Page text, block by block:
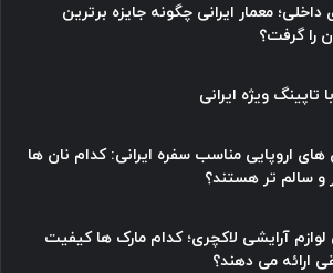
داخلی؛ معمار ایرانی چگونه جایزه برترین
را گرفت؟
ویژه ایرانی
اروپایی مناسب سفره ایرانی: کدام نان ها
و سالم تر هستند؟
لوازم آرایشی لاکچری؛ کدام مارک ها کیفیت
ارائه می دهند؟